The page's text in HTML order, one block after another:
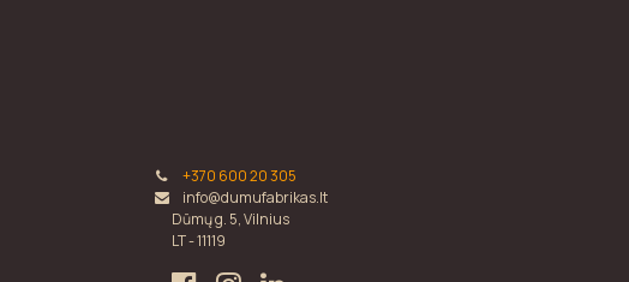
+370 600 20 305
info@dumufabrikas.lt
Dūmų g. 5, Vilnius
LT - 11119